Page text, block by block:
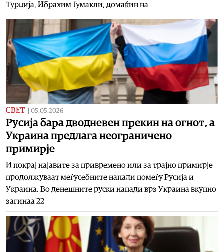
Турција, Ибрахим Јумакли, домаќин на
СВЕТ 05.05.2026
Русија бара дводневен прекин на огнот, а
Украина предлага неограничено
примирје
И покрај најавите за привремено или за трајно примирје
продолжуваат меѓусебните напади помеѓу Русија и
Украина. Во денешните руски напади врз Украина вкупно
загинаа 22